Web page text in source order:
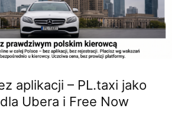
aplikacji – PL.taxi jako
Ubera i Free Now